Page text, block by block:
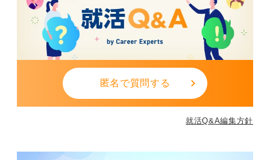
匿名で質問する
就活Q&A編集方針